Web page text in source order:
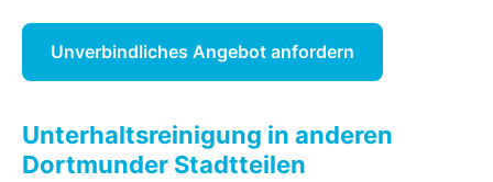
Unverbindliches Angebot anfordern
Unterhaltsreinigung in anderen
Dortmunder Stadtteilen